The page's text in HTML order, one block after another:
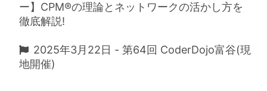
ー】CPM®の理論とネットワークの活かし方を
徹底解説!
2025年3月22日 - 第64回 CoderDojo富谷(現
地開催)